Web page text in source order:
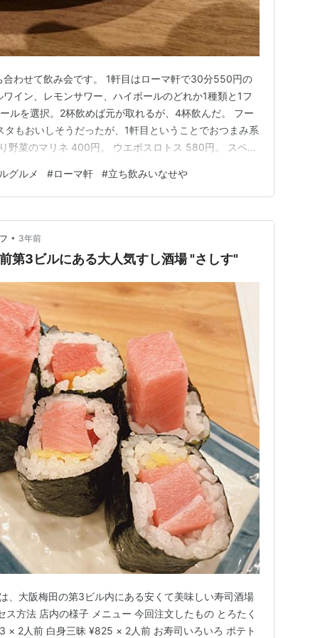
わせて飲み会です。 1軒目はローマ軒で30分550円の
イン、レモンサワー、ハイボールのどれか1種類と1フ
ルを選択。2杯飲めば元が取れるが、4杯飲んだ。 フー
タもおいしそうだったが、1軒目ということでおつまみ系
野菜のマリネ 400円。 ウエボスロトス 580円。 スペイ
しかったのでよいか。 どれもワインに合いそうなもの
グルメ #ローマ軒 #立ち飲みいなせや
• 3年前
第3ビルにある大人気すし酒場 "さしす"
、大阪梅田の第3ビル内にある安くて美味しい寿司酒場
ス方法 店内の様子 メニュー 今回注文したもの とろたく
× 2人前 白身三昧 ¥825 × 2人前 お寿司いろいろ ポテト